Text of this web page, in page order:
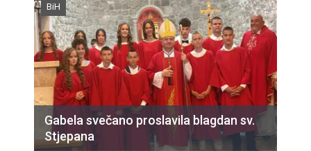
BiH
Gabela svečano proslavila blagdan sv.
Stjepana